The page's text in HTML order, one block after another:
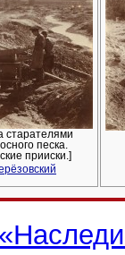
старателями
песка.
прииски.]